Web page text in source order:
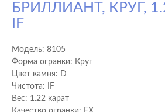
БРИЛЛИАНТ, КРУГ,
IF
Модель: 8105
Форма огранки: Круг
Цвет камня: D
Чистота: IF
Вес: 1.22 карат